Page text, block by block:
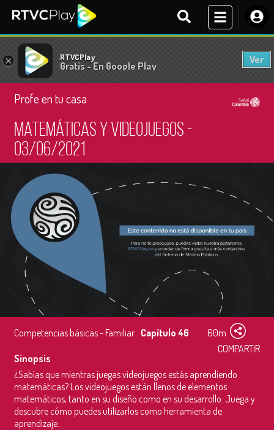
× RTVCPlay
Gratis - En Google Play
Ver
Profe en tu casa
Matemáticas y videojuegos -
03/06/2021
Competencias básicas - Familiar Capítulo 46
60m
COMPARTIR
Sinopsis
¿Sabías que mientras juegas videojuegos estás aprendiendo
matemáticas? Los videojuegos están llenos de elementos
matemáticos, tanto en su diseño como en su desarrollo. Juega y
descubre cómo puedes utilizarlos como herramienta de
aprendizaje.